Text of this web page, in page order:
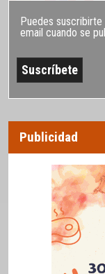
Puedes
email cuando se
Publicidad